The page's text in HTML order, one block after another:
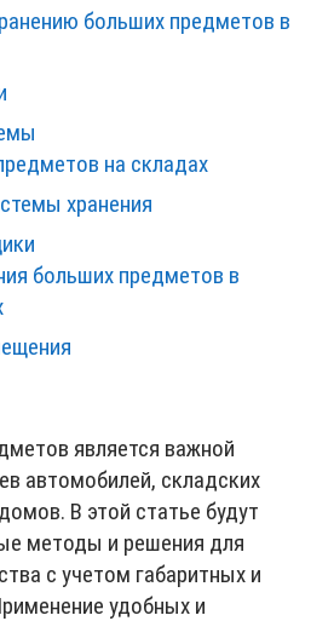
больших предметов в
на складах
хранения
больших предметов в
является важной
автомобилей, складских
В этой статье будут
методы и решения для
с учетом габаритных и
удобных и